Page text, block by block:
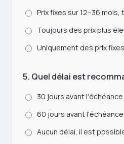
Prix fixes sur 12–36
Toujours des prix plus
Uniquement des prix
5. Quel délai est
30 jours avant l'échéance
60 jours avant l'échéance
Aucun délai, il est